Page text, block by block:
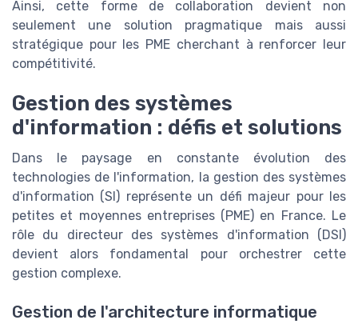
Ainsi, cette forme de collaboration devient non
seulement une solution pragmatique mais aussi
stratégique pour les PME cherchant à renforcer leur
compétitivité.
Gestion des systèmes
d'information : défis et solutions
Dans le paysage en constante évolution des
technologies de l'information, la gestion des systèmes
d'information (SI) représente un défi majeur pour les
petites et moyennes entreprises (PME) en France. Le
rôle du directeur des systèmes d'information (DSI)
devient alors fondamental pour orchestrer cette
gestion complexe.
Gestion de l'architecture informatique